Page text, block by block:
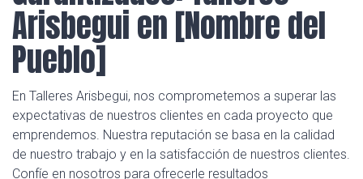
Arisbegui en [Nombre del
Pueblo]
En Talleres Arisbegui, nos comprometemos a superar las
expectativas de nuestros clientes en cada proyecto que
emprendemos. Nuestra reputación se basa en la calidad
de nuestro trabajo y en la satisfacción de nuestros clientes.
Confíe en nosotros para ofrecerle resultados